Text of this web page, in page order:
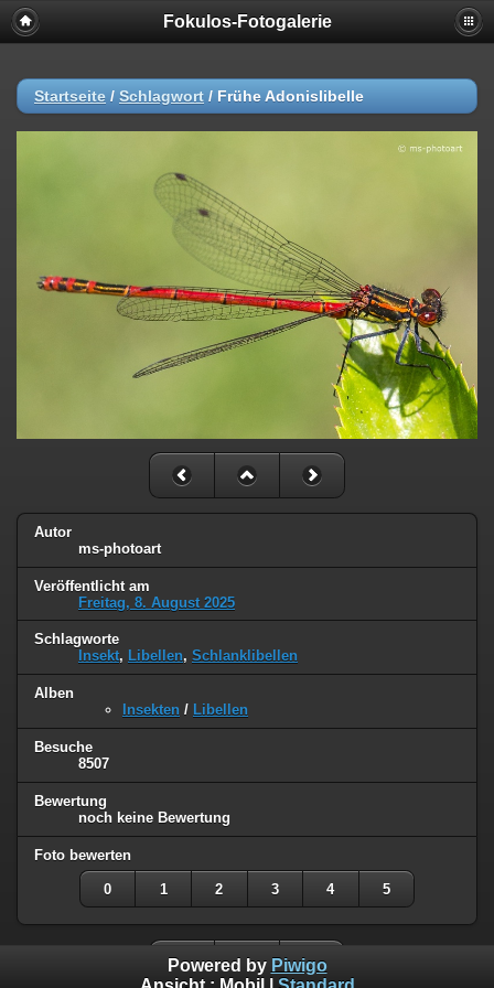
Fokulos-Fotogalerie
Startseite / Schlagwort / Frühe Adonislibelle
Autor
ms-photoart
Veröffentlicht am
Freitag, 8. August 2025
Schlagworte
Insekt, Libellen, Schlanklibellen
Alben
Insekten / Libellen
Besuche
8507
Bewertung
noch keine Bewertung
Foto bewerten
0 1 2 3 4 5
Powered by Piwigo